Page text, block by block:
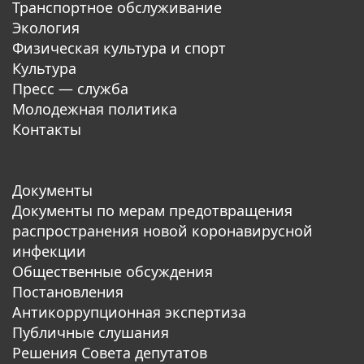
Транспортное обслуживание
Экология
Физическая культура и спорт
Культура
Пресс — служба
Молодежная политика
Контакты
Документы
Документы по мерам предотвращения
распространения новой коронавирусной
инфекции
Общественные обсуждения
Постановления
Антикоррупционная экспертиза
Публичные слушания
Решения Совета депутатов